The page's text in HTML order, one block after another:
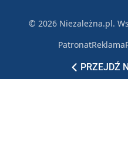
PRZEJDŹ
© 2026 Niezależna.pl.
PatronatReklama